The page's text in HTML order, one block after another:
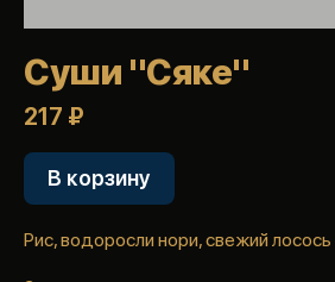
Суши "Сяке"
217 ₽
В корзину
Рис, водоросли нори, свежий лосось